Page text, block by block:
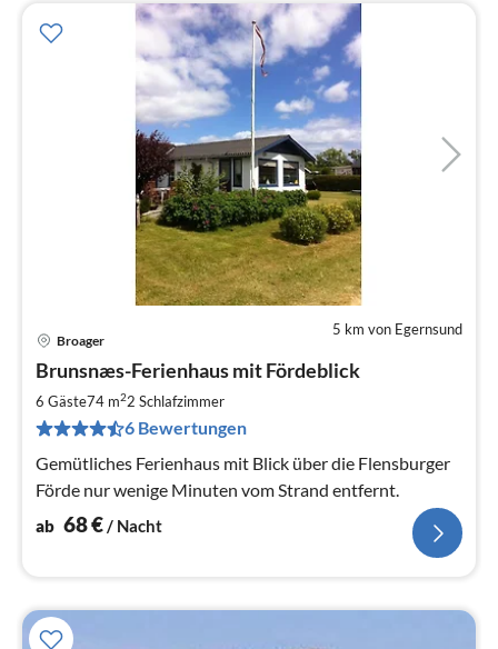
5 km von Egernsund
Broager
Brunsnæs-Ferienhaus mit Fördeblick
6 Gäste74 m22 Schlafzimmer
6 Bewertungen
Gemütliches Ferienhaus mit Blick über die Flensburger
Förde nur wenige Minuten vom Strand entfernt.
ab 68€/ Nacht